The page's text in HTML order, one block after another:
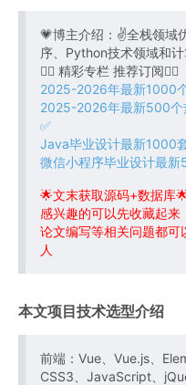
💗博主介绍：✌全栈领域
序、Python技术领域和
👇🏻 精彩专栏 推荐订阅👇🏻
2025-2026年最新1000
2025-2026年最新500个
✅
Java毕业设计最新1000
微信小程序毕业设计最
🌟文末获取源码+数据库
感兴趣的可以先收藏起来
论文编写等相关问题都可
人
本文项目技术选型介绍
前端：Vue、Vue.js、
CSS3、JavaScript、